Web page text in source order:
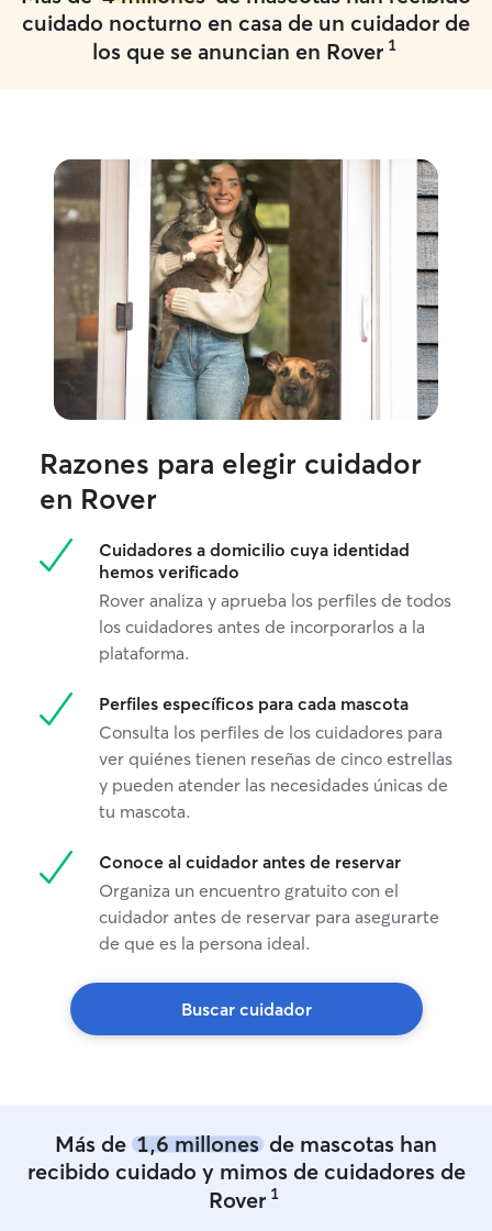
cuidado nocturno en casa de un cuidador de
los que se anuncian en Rover 1
Razones para elegir cuidador
en Rover
Cuidadores a domicilio cuya identidad
hemos verificado
Rover analiza y aprueba los perfiles de todos
los cuidadores antes de incorporarlos a la
plataforma.
Perfiles específicos para cada mascota
Consulta los perfiles de los cuidadores para
ver quiénes tienen reseñas de cinco estrellas
y pueden atender las necesidades únicas de
tu mascota.
Conoce al cuidador antes de reservar
Organiza un encuentro gratuito con el
cuidador antes de reservar para asegurarte
de que es la persona ideal.
Buscar cuidador
Más de 1,6 millones de mascotas han
recibido cuidado y mimos de cuidadores de
Rover 1